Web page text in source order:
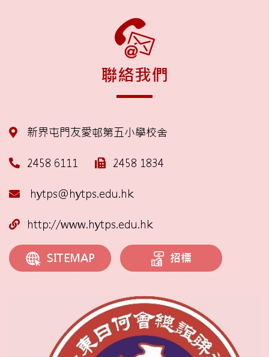
聯絡我們
新界屯門友愛邨第五小學校舍
2458 6111 2458 1834
hytps@hytps.edu.hk
http://www.hytps.edu.hk
SITEMAP 招標